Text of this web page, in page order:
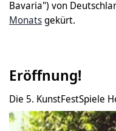
Bavaria") von
Monatsgekürt.
Eröffnung!
Die 5. KunstFestSpiele